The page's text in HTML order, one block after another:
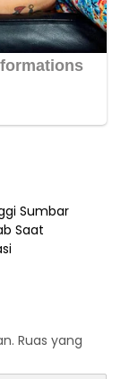
Sumbar
Saat
Ruas yang